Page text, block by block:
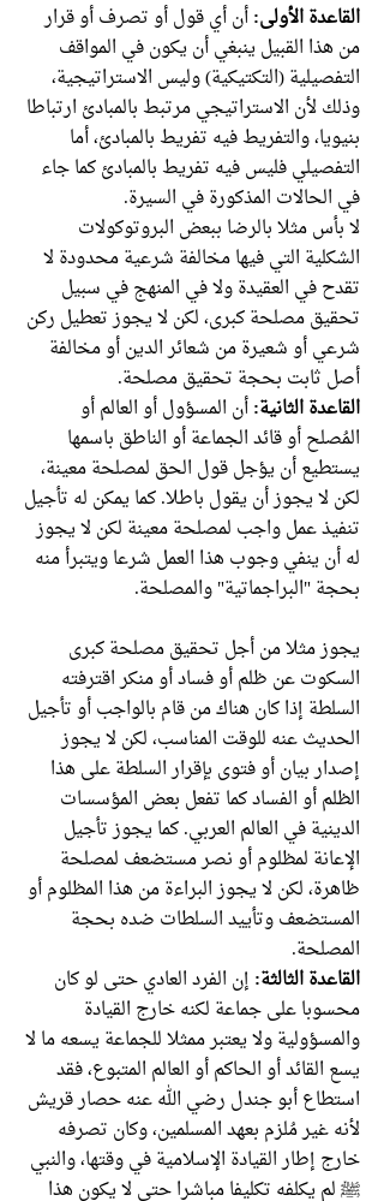
القاعدة الأولى:أن أي قول أو تصرف أو قرار
من هذا القبيل ينبغي أن يكون في المواقف
التفصيلية (التكتيكية) وليس الاستراتيجية،
وذلك لأن الاستراتيجي مرتبط بالمبادئ ارتباطا
بنيويا، والتفريط فيه تفريط بالمبادئ، أما
التفصيلي فليس فيه تفريط بالمبادئ كما جاء
في الحالات المذكورة في السيرة.
لا بأس مثلا بالرضا ببعض البروتوكولات
الشكلية التي فيها مخالفة شرعية محدودة لا
تقدح في العقيدة ولا في المنهج في سبيل
تحقيق مصلحة كبرى، لكن لا يجوز تعطيل ركن
شرعي أو شعيرة من شعائر الدين أو مخالفة
أصل ثابت بحجة تحقيق مصلحة.
القاعدة الثانية:أن المسؤول أو العالم أو
المُصلح أو قائد الجماعة أو الناطق باسمها
يستطيع أن يؤجل قول الحق لمصلحة معينة،
لكن لا يجوز أن يقول باطلا. كما يمكن له تأجيل
تنفيذ عمل واجب لمصلحة معينة لكن لا يجوز
له أن ينفي وجوب هذا العمل شرعا ويتبرأ منه
بحجة "البراجماتية" والمصلحة.
يجوز مثلا من أجل تحقيق مصلحة كبرى
السكوت عن ظلم أو فساد أو منكر اقترفته
السلطة إذا كان هناك من قام بالواجب أو تأجيل
الحديث عنه للوقت المناسب، لكن لا يجوز
إصدار بيان أو فتوى بإقرار السلطة على هذا
الظلم أو الفساد كما تفعل بعض المؤسسات
الدينية في العالم العربي. كما يجوز تأجيل
الإعانة لمظلوم أو نصر مستضعف لمصلحة
ظاهرة، لكن لا يجوز البراءة من هذا المظلوم أو
المستضعف وتأييد السلطات ضده بحجة
المصلحة.
القاعدة الثالثة: إن الفرد العادي حتى لو كان
محسوبا على جماعة لكنه خارج القيادة
والمسؤولية ولا يعتبر ممثلا للجماعة يسعه ما لا
يسع القائد أو الحاكم أو العالم المتبوع، فقد
استطاع أبو جندل رضي الله عنه حصار قريش
لأنه غير مُلزم بعهد المسلمين، وكان تصرفه
خارج إطار القيادة الإسلامية في وقتها، والنبي
ﷺ لم يكلفه تكليفا مباشرا حتى لا يكون هذا